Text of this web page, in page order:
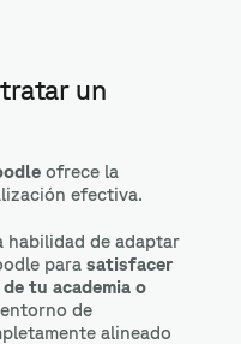
un
ofrece la
efectiva.
habilidad de adaptar
para satisfacer
tu academia o
de
alineado